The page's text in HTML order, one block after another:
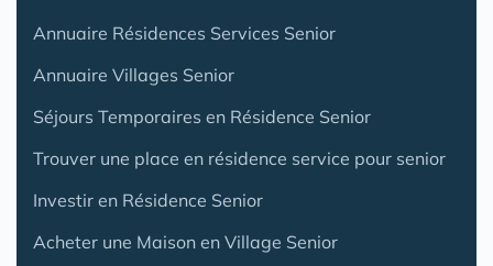
Annuaire Résidences Services Senior
Annuaire Villages Senior
Séjours Temporaires en Résidence Senior
Trouver une place en résidence service pour senior
Investir en Résidence Senior
Acheter une Maison en Village Senior